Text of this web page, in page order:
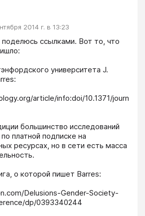
2014 г. в 13:23
ссылками. Вот то, что
университета J.
article/info:doi/10.1371/journ
большинство исследований
платной подписке на
ресурсах, но в сети есть масса
о которой пишет Barres:
Delusions-Gender-Society-
dp/0393340244